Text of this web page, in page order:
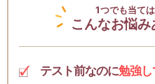
1つでも当て
こんなお悩み
テスト前なのに勉強